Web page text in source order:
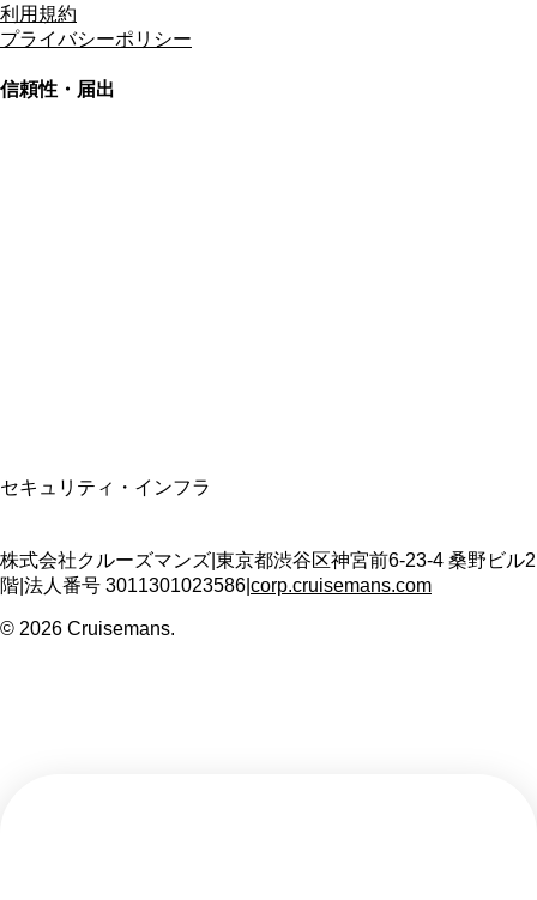
利用規約
プライバシーポリシー
信頼性・届出
セキュリティ・インフラ
株式会社クルーズマンズ 東京都渋谷区神宮前6-23-4 桑野ビル2
階 法人番号 3011301023586 corp.cruisemans.com
© 2026 Cruisemans.